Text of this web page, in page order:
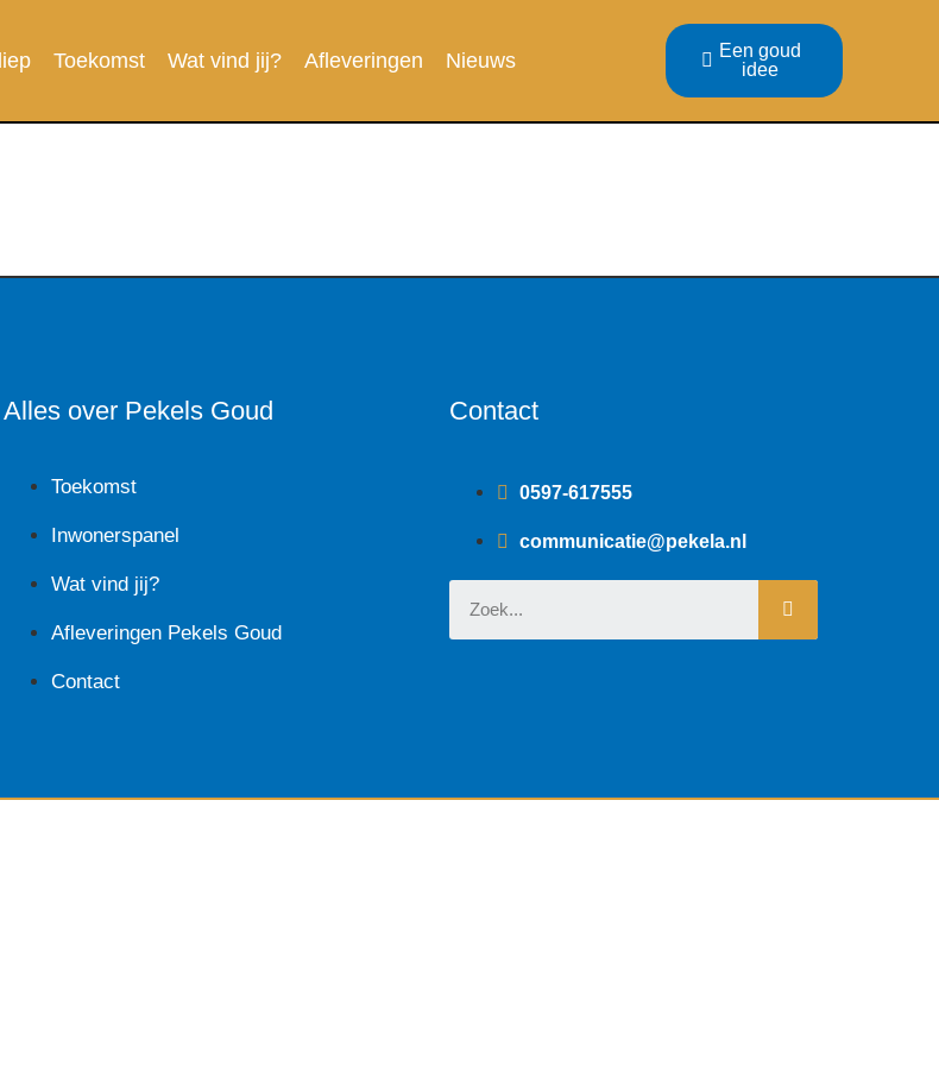
Toekomst Wat vind jij? Afleveringen Nieuws
Een goud
idee
Alles over Pekels Goud
Toekomst
Inwonerspanel
Wat vind jij?
Afleveringen Pekels Goud
Contact
Contact
0597-617555
communicatie@pekela.nl